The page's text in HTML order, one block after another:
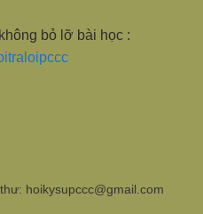
bỏ lỡ bài học :
hoikysupccc@gmail.com